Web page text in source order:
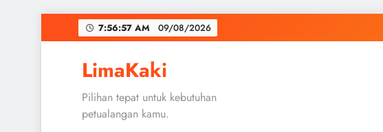
to
7:56:58 AM 09/08/2026
LimaKaki
Pilihan tepat untuk kebutuhan
petualangan kamu.